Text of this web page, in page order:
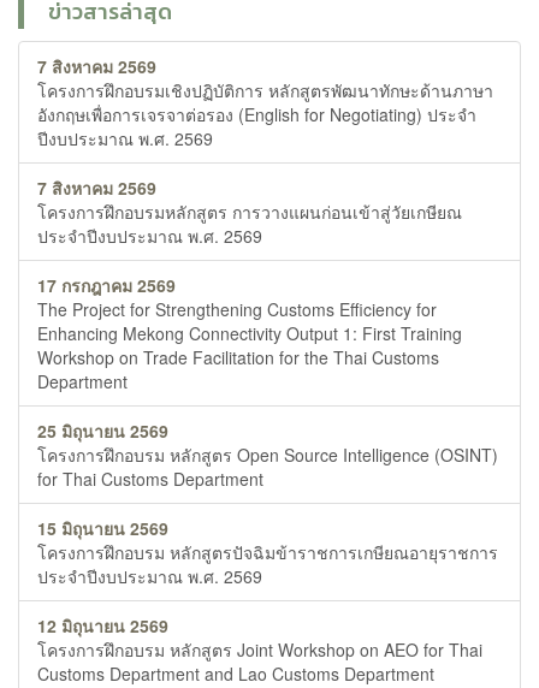
ข่าวสารล่าสุด
7 สิงหาคม 2569
โครงการฝึกอบรมเชิงปฏิบัติการ หลักสูตรพัฒนาทักษะด้านภาษา
อังกฤษเพื่อการเจรจาต่อรอง (English for Negotiating) ประจำ
ปีงบประมาณ พ.ศ. 2569
7 สิงหาคม 2569
โครงการฝึกอบรมหลักสูตร การวางแผนก่อนเข้าสู่วัยเกษียณ
ประจำปีงบประมาณ พ.ศ. 2569
17 กรกฎาคม 2569
The Project for Strengthening Customs Efficiency for
Enhancing Mekong Connectivity Output 1: First Training
Workshop on Trade Facilitation for the Thai Customs
Department
25 มิถุนายน 2569
โครงการฝึกอบรม หลักสูตร Open Source Intelligence (OSINT)
for Thai Customs Department
15 มิถุนายน 2569
โครงการฝึกอบรม หลักสูตรปัจฉิมข้าราชการเกษียณอายุราชการ
ประจำปีงบประมาณ พ.ศ. 2569
12 มิถุนายน 2569
โครงการฝึกอบรม หลักสูตร Joint Workshop on AEO for Thai
Customs Department and Lao Customs Department